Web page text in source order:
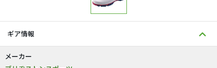
ギア情報
メーカー